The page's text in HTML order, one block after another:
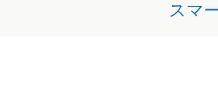
スマ